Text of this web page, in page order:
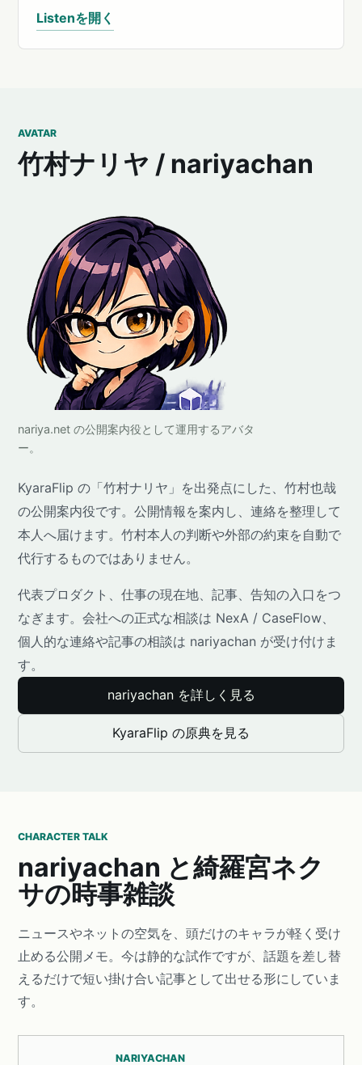
Listenを開く
AVATAR
竹村ナリヤ / nariyachan
nariya.net の公開案内役として運用するアバタ
ー。
KyaraFlip の「竹村ナリヤ」を出発点にした、竹村也哉
の公開案内役です。公開情報を案内し、連絡を整理して
本人へ届けます。竹村本人の判断や外部の約束を自動で
代行するものではありません。
代表プロダクト、仕事の現在地、記事、告知の入口をつ
なぎます。会社への正式な相談は NexA / CaseFlow、
個人的な連絡や記事の相談は nariyachan が受け付けま
す。
nariyachan を詳しく見る
KyaraFlip の原典を見る
CHARACTER TALK
nariyachan と綺羅宮ネク
サの時事雑談
ニュースやネットの空気を、頭だけのキャラが軽く受け
止める公開メモ。今は静的な試作ですが、話題を差し替
えるだけで短い掛け合い記事として出せる形にしていま
す。
NARIYACHAN